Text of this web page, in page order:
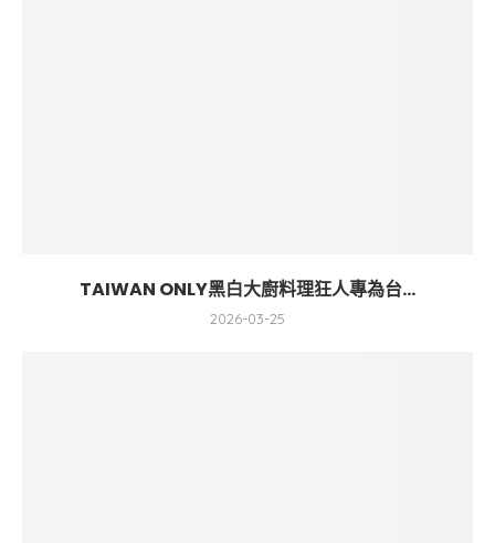
TAIWAN ONLY黑白大廚料理狂人專為台...
2026-03-25